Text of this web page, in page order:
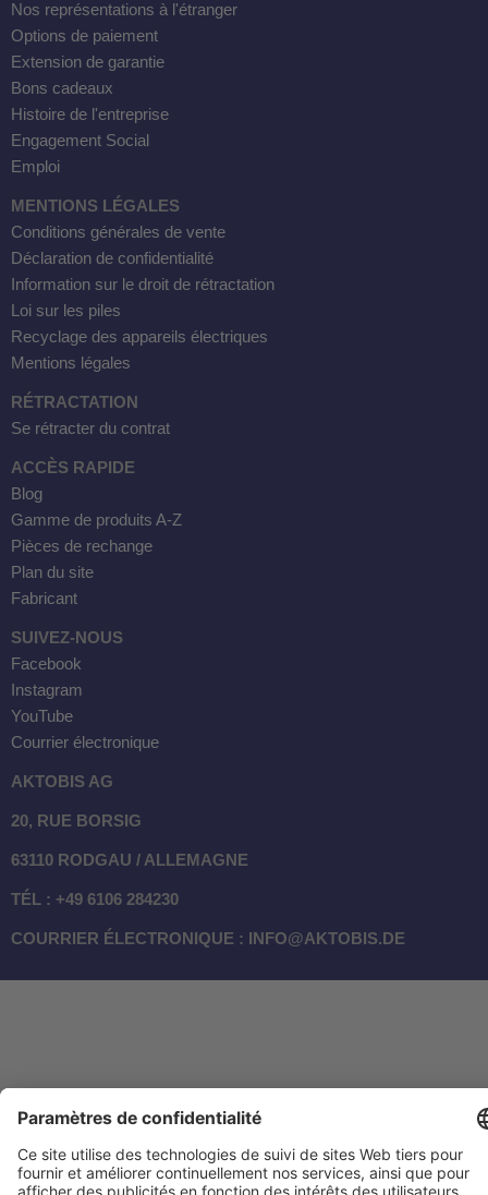
Nos représentations à l'étranger
Options de paiement
Extension de garantie
Bons cadeaux
Histoire de l'entreprise
Engagement Social
Emploi
MENTIONS LÉGALES
Conditions générales de vente
Déclaration de confidentialité
Information sur le droit de rétractation
Loi sur les piles
Recyclage des appareils électriques
Mentions légales
RÉTRACTATION
Se rétracter du contrat
ACCÈS RAPIDE
Blog
Gamme de produits A-Z
Pièces de rechange
Plan du site
Fabricant
SUIVEZ-NOUS
Facebook
Instagram
YouTube
Courrier électronique
AKTOBIS AG
20, RUE BORSIG
63110 RODGAU / ALLEMAGNE
TÉL : +49 6106 284230
COURRIER ÉLECTRONIQUE : INFO@AKTOBIS.DE